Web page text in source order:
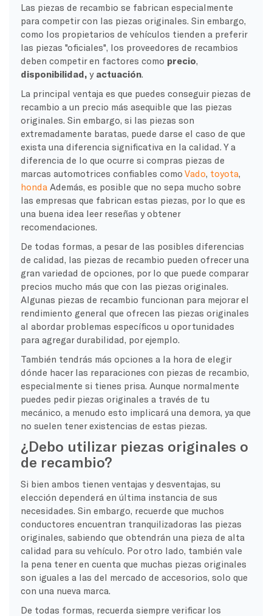
Las piezas de recambio se fabrican especialmente
para competir con las piezas originales. Sin embargo,
como los propietarios de vehículos tienden a preferir
las piezas "oficiales", los proveedores de recambios
deben competir en factores como precio
disponibilidad,y actuación.
La principal ventaja es que puedes conseguir piezas de
recambio a un precio más asequible que las piezas
originales. Sin embargo, si las piezas son
extremadamente baratas, puede darse el caso de que
exista una diferencia significativa en la calidad. Y a
diferencia de lo que ocurre si compras piezas de
marcas automotrices confiables como Vado toyota
honda Además, es posible que no sepa mucho sobre
las empresas que fabrican estas piezas, por lo que es
una buena idea leer reseñas y obtener
recomendaciones.
De todas formas, a pesar de las posibles diferencias
de calidad, las piezas de recambio pueden ofrecer una
gran variedad de opciones, por lo que puede comparar
precios mucho más que con las piezas originales.
Algunas piezas de recambio funcionan para mejorar el
rendimiento general que ofrecen las piezas originales
al abordar problemas específicos u oportunidades
para agregar durabilidad, por ejemplo.
También tendrás más opciones a la hora de elegir
dónde hacer las reparaciones con piezas de recambio,
especialmente si tienes prisa. Aunque normalmente
puedes pedir piezas originales a través de tu
mecánico, a menudo esto implicará una demora, ya que
no suelen tener existencias de estas piezas.
¿Debo utilizar piezas originales o
de recambio?
Si bien ambos tienen ventajas y desventajas, su
elección dependerá en última instancia de sus
necesidades. Sin embargo, recuerde que muchos
conductores encuentran tranquilizadoras las piezas
originales, sabiendo que obtendrán una pieza de alta
calidad para su vehículo. Por otro lado, también vale
la pena tener en cuenta que muchas piezas originales
son iguales a las del mercado de accesorios, solo que
con una nueva marca.
De todas formas, recuerda siempre verificar los